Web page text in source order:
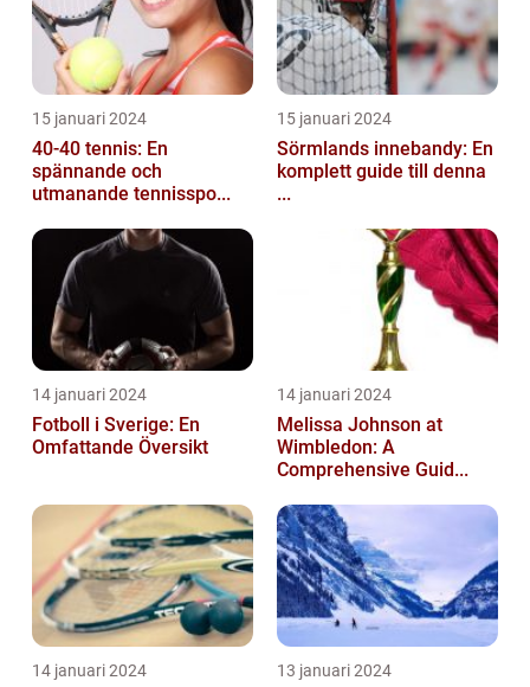
15 januari 2024
40-40 tennis: En
spännande och
utmanande tennisspo...
15 januari 2024
Sörmlands innebandy: En
komplett guide till denna
...
14 januari 2024
Fotboll i Sverige: En
Omfattande Översikt
14 januari 2024
Melissa Johnson at
Wimbledon: A
Comprehensive Guid...
14 januari 2024 13 januari 2024